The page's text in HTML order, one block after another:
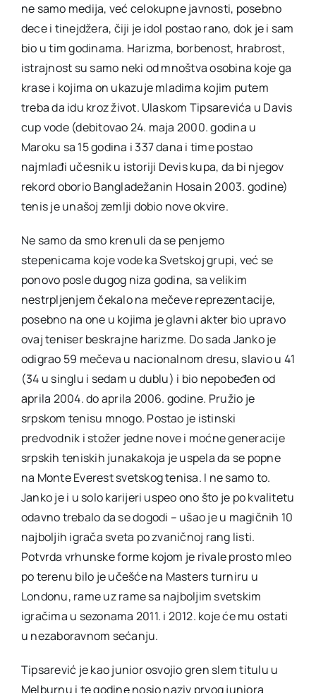
ne samo medija, već celokupne javnosti, posebno
dece i tinejdžera, čiji je idol postao rano, dok je i sam
bio u tim godinama. Harizma, borbenost, hrabrost,
istrajnost su samo neki od mnoštva osobina koje ga
krase i kojima on ukazuje mladima kojim putem
treba da idu kroz život. Ulaskom Tipsarevića u Davis
cup vode (debitovao 24. maja 2000. godina u
Maroku sa 15 godina i 337 dana i time postao
najmlađi učesnik u istoriji Devis kupa, da bi njegov
rekord oborio Bangladežanin Hosain 2003. godine)
tenis je unašoj zemlji dobio nove okvire.
Ne samo da smo krenuli da se penjemo
stepenicama koje vode ka Svetskoj grupi, već se
ponovo posle dugog niza godina, sa velikim
nestrpljenjem čekalo na mečeve reprezentacije,
posebno na one u kojima je glavni akter bio upravo
ovaj teniser beskrajne harizme. Do sada Janko je
odigrao 59 mečeva u nacionalnom dresu, slavio u 41
(34 u singlu i sedam u dublu) i bio nepobeđen od
aprila 2004. do aprila 2006. godine. Pružio je
srpskom tenisu mnogo. Postao je istinski
predvodnik i stožer jedne nove i moćne generacije
srpskih teniskih junakakoja je uspela da se popne
na Monte Everest svetskog tenisa. I ne samo to.
Janko je i u solo karijeri uspeo ono što je po kvalitetu
odavno trebalo da se dogodi – ušao je u magičnih 10
najboljih igrača sveta po zvaničnoj rang listi.
Potvrda vrhunske forme kojom je rivale prosto mleo
po terenu bilo je učešće na Masters turniru u
Londonu, rame uz rame sa najboljim svetskim
igračima u sezonama 2011. i 2012. koje će mu ostati
u nezaboravnom sećanju.
Tipsarević je kao junior osvojio gren slem titulu u
Melburnu i te godine nosio naziv prvog juniora